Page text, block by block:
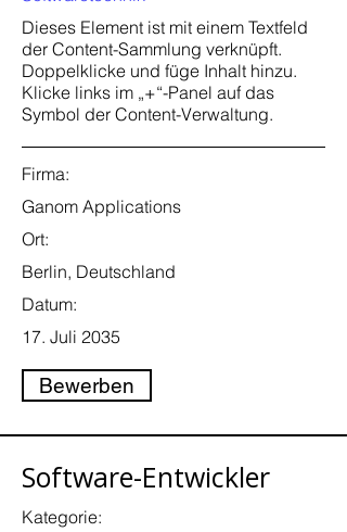
Dieses Element ist mit einem Textfeld
der Content-Sammlung verknüpft.
Doppelklicke und füge Inhalt hinzu.
Klicke links im „+“-Panel auf das
Symbol der Content-Verwaltung.
Firma:
Ganom Applications
Ort:
Berlin, Deutschland
Datum:
17. Juli 2035
Bewerben
Software-Entwickler
Kategorie: